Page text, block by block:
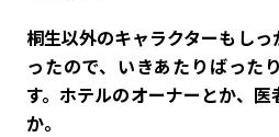
――桐生以外のキャラクターもし
ったので、いきあたりばった
す。ホテルのオーナーとか、
か。